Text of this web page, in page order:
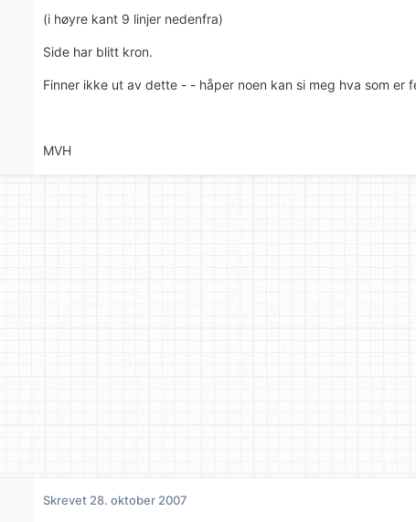
(i høyre kant 9 linjer nedenfra)
Side har blitt kron.
Finner ikke ut av dette - - håper noen kan si meg hva som er
MVH
Skrevet 28. oktober 2007